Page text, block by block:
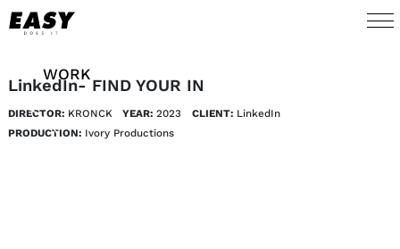
WORK
TALENTS
LinkedIn- FIND YOUR IN
DIRECTOR: KRONCK YEAR:2023 CLIENT: LinkedIn
PRODUCTION: Ivory Productions